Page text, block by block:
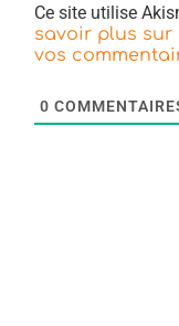
Ce site utilise
savoir plus sur
vos
0